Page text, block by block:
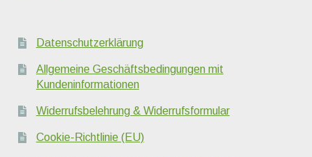
Datenschutzerklärung
Allgemeine Geschäftsbedingungen mit
Kundeninformationen
Widerrufsbelehrung & Widerrufsformular
Cookie-Richtlinie (EU)